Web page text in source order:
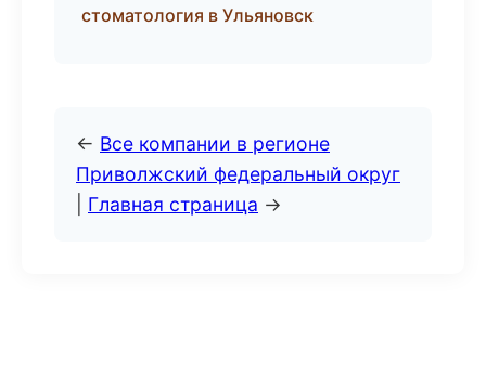
стоматология в Ульяновск
← Все компании в регионе
Приволжский федеральный округ
Главная страница →